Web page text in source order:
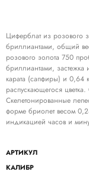
Циферблат из розового
бриллиантами, общий
розового золота 750
бриллиантами,
карата (сапфиры) и 0,64
распускающегося
Скелетонированные
форме бриолет весом
индикацией часов и
АРТИКУЛ
КАЛИБР